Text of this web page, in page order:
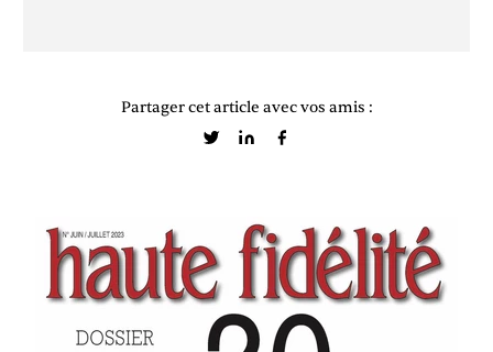
Partager cet article avec vos amis :